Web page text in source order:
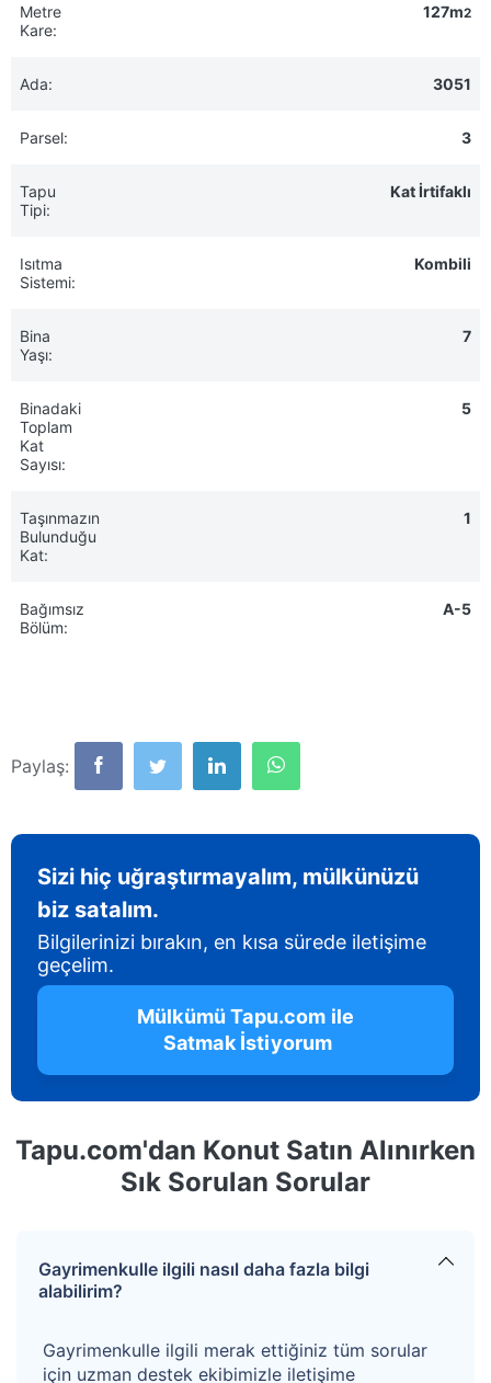
Metre
Kare:
127m2
Ada: 3051
Parsel: 3
Tapu
Tipi:
Kat İrtifaklı
Isıtma
Sistemi:
Kombili
Bina
Yaşı:
7
Binadaki
Toplam
Kat
Sayısı:
5
Taşınmazın
Bulunduğu
Kat:
1
Bağımsız
Bölüm:
A-5
Paylaş:
Sizi hiç uğraştırmayalım, mülkünüzü
biz satalım.
Bilgilerinizi bırakın, en kısa sürede iletişime
geçelim.
Mülkümü Tapu.com ile
Satmak İstiyorum
Tapu.com'dan Konut Satın Alınırken
Sık Sorulan Sorular
Gayrimenkulle ilgili nasıl daha fazla bilgi
alabilirim?
Gayrimenkulle ilgili merak ettiğiniz tüm sorular
için uzman destek ekibimizle iletişime